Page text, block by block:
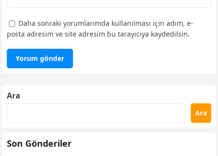
Daha sonraki yorumlarımda kullanılması için adım, e-
posta adresim ve site adresim bu tarayıcıya kaydedilsin.
Ara
Ara
Son Gönderiler